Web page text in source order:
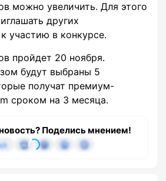
можно увеличить. Для этого
других
участию в конкурсе.
пройдет 20 ноября.
будут выбраны 5
получат премиум-
сроком на 3 месяца.
Поделись мнением!